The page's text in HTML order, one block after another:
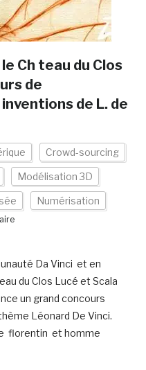
Ch teau du Clos
de
de L. de
Crowd-sourcing
Modélisation 3D
Numérisation
Da Vinci et en
du Clos Lucé et Scala
un grand concours
Léonard De Vinci.
florentin et homme